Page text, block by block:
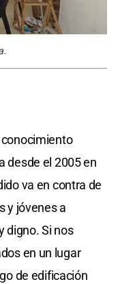
conocimiento
desde el 2005 en
va en contra de
y jóvenes a
digno. Si nos
en un lugar
de edificación